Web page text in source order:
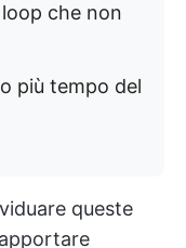
che non
più tempo del
queste